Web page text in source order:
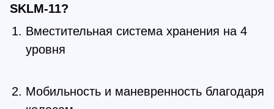
SKLM-11?
Вместительная система хранения на 4
уровня
Мобильность и маневренность благодаря